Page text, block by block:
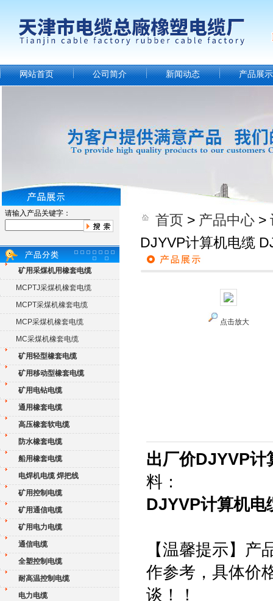
网站首页 公司简介 新闻动态 产品展示
请输入产品关键字：
矿用采煤机用橡套电缆
MCPTJ采煤机橡套电缆
MCPT采煤机橡套电缆
MCP采煤机橡套电缆
MC采煤机橡套电缆
矿用轻型橡套电缆
矿用移动型橡套电缆
矿用电钻电缆
通用橡套电缆
高压橡套软电缆
防水橡套电缆
船用橡套电缆
电焊机电缆 焊把线
矿用控制电缆
矿用通信电缆
矿用电力电缆
通信电缆
全塑控制电缆
耐高温控制电缆
电力电缆
首页 > 产品中心 >
DJYVP计算机电缆
点击放大
出厂价DJYVP计
料：
DJYVP计算机电
【温馨提示】
作参考，具体价
谈！！